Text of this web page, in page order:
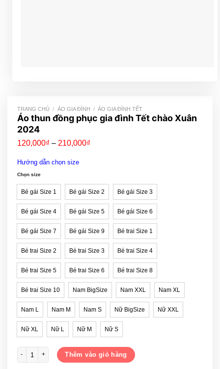
TRANG CHỦ / ÁO GIA ĐÌNH / ÁO GIA ĐÌNH TẾT
Áo thun đồng phục gia đình Tết chào Xuân
2024
120,000₫ – 210,000₫
Hướng dẫn chọn size
Chọn size
Bé gái Size 1 Bé gái Size 2 Bé gái Size 3
Bé gái Size 4 Bé gái Size 5 Bé gái Size 6
Bé gái Size 7 Bé gái Size 9 Bé trai Size 1
Bé trai Size 2 Bé trai Size 3 Bé trai Size 4
Bé trai Size 5 Bé trai Size 6 Bé trai Size 8
Bé trai Size 10 Nam BigSize Nam XXL Nam XL
Nam L Nam M Nam S Nữ BigSize Nữ XXL
Nữ XL Nữ L Nữ M Nữ S
Áo thun đồng phục gia đình Tết chào Xuân 2024 số lượng
Thêm vào giỏ hàng